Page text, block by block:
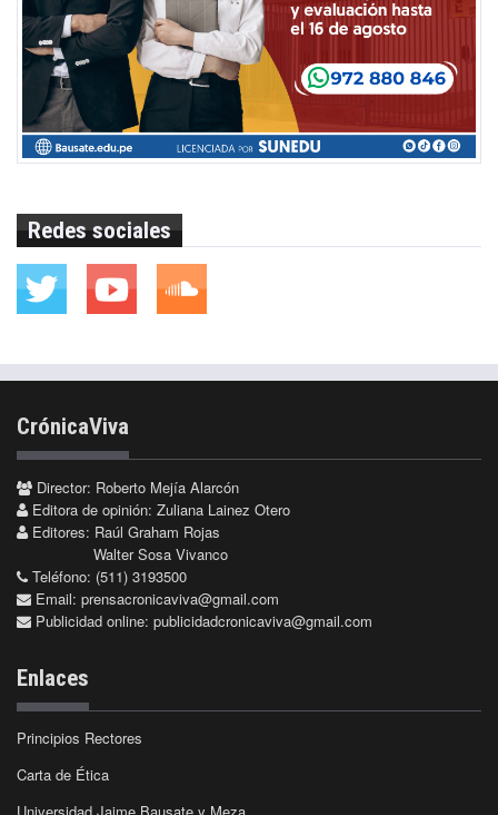
Redes sociales
CrónicaViva
Director: Roberto Mejía Alarcón
Editora de opinión: Zuliana Lainez Otero
Editores: Raúl Graham Rojas
Walter Sosa Vivanco
Teléfono: (511) 3193500
Email: prensacronicaviva@gmail.com
Publicidad online: publicidadcronicaviva@gmail.com
Enlaces
Principios Rectores
Carta de Ética